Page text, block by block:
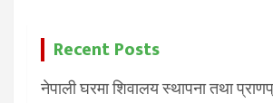
Recent Posts
नेपाली घरमा शिवालय स्थापना तथा